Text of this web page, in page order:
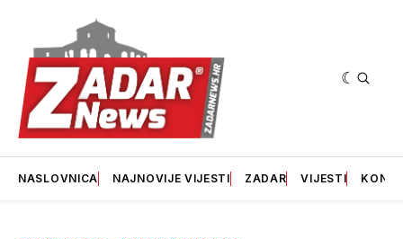
NASLOVNICA NAJNOVIJE VIJESTI ZADAR VIJESTI